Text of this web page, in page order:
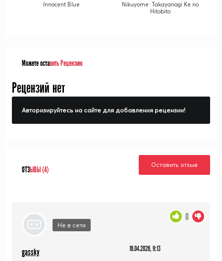
Innocent Blue
Nikuyome: Takayanagi Ke no
Hitobito
Можете оставить Рецензию
Рецензий нет
Авторизируйтесь на сайте для добавления рецензии!
ОТЗЫВЫ (4)
Оставить отзыв
Не в сети
gassky 16.04.2026, 9:13
0